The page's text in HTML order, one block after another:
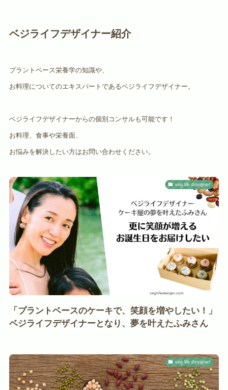
ベジライフデザイナー紹介
プラントベース栄養学の知識や、
お料理についてのエキスパートであるベジライフデザイナー。
ベジライフデザイナーからの個別コンサルも可能です！
お料理、食事や栄養面、
お悩みを解決したい方はお問い合わせください。
veg life designer
「プラントベースのケーキで、笑顔を増やしたい！」
ベジライフデザイナーとなり、夢を叶えたふみさん
veg life designer